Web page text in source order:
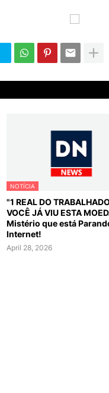
NOTÍCIA
"1 REAL DO
VOCÊ JÁ VIU ESTA
Mistério que está
Internet!
April 28, 2026